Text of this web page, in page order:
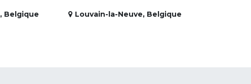
, Belgique Louvain-la-Neuve, Belgique